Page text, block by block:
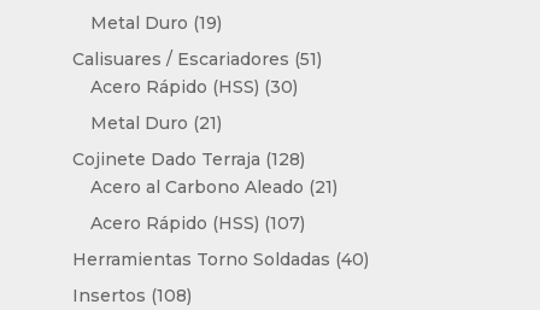
Metal Duro 1919
productos
Calisuares / Escariadores 5151
Acero Rápido (HSS) 3030
Metal Duro 2121
productos
Cojinete Dado Terraja 128128
productos
Acero al Carbono Aleado 2121
Acero Rápido (HSS) 107107
productos
Herramientas Torno Soldadas 4040
Insertos 108108